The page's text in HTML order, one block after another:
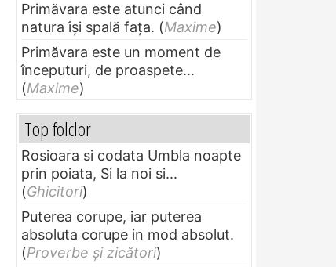
Primăvara este atunci când
natura își spală fața. (Maxime)
Primăvara este un moment de
începuturi, de proaspete...
(Maxime)
Top folclor
Rosioara si codata Umbla noapte
prin poiata, Si la noi si...
(Ghicitori)
Puterea corupe, iar puterea
absoluta corupe in mod absolut.
(Proverbe și zicători)